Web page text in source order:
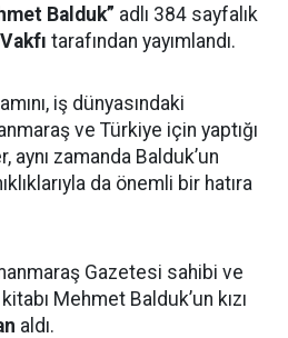
Balduk” adlı 384 sayfalık
tarafından yayımlandı.
iş dünyasındaki
ve Türkiye için yaptığı
aynı zamanda Balduk’un
da önemli bir hatıra
Gazetesi sahibi ve
kitabı Mehmet Balduk’un kızı
aldı.